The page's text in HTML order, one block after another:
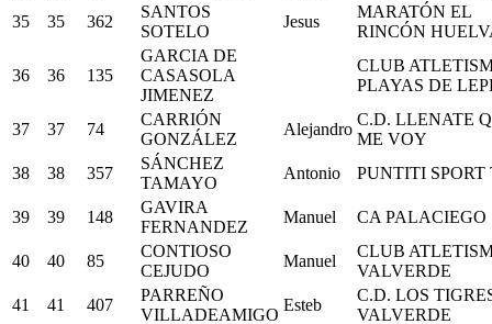
35
35 362
SANTOS
SOTELO
Jesus
MARATÓN EL
RINCÓN
36 36 135
GARCIA DE
CASASOLA
JIMENEZ
CLUB
PLAYAS DE
37 37 74
CARRIÓN
GONZÁLEZ
Alejandro
C.D. LLENATE
ME VOY
38
38 357
SÁNCHEZ
TAMAYO
Antonio PUNTITI SPORT
39 39 148
GAVIRA
FERNANDEZ
Manuel CA PALACIEGO
40 40 85
CONTIOSO
CEJUDO
Manuel
CLUB
VALVERDE
41
41 407
PARREÑO
VILLADEAMIGO
Esteb
C.D. LOS
VALVERDE